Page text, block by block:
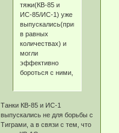
тяжи(КВ-85 и
ИС-85/ИС-1) уже
выпускались(примерно
в равных
количествах) и
могли
эффективно
бороться с ними,
Танки КВ-85 и ИС-1
выпускались не для борьбы с
Тиграми, а в связи с тем, что